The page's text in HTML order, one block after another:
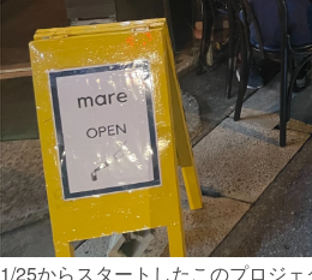
1/25からスタートしたこのプロジ